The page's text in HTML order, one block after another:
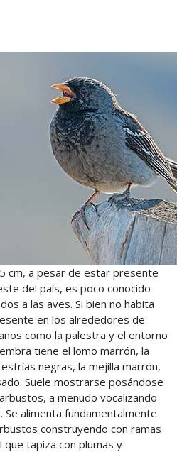
cm, a pesar de estar presente
del país, es poco conocido
a las aves. Si bien no habita
en los alrededores de
como la palestra y el entorno
tiene el lomo marrón, la
negras, la mejilla marrón,
Suele mostrarse posándose
a menudo vocalizando
Se alimenta fundamentalmente
construyendo con ramas
tapiza con plumas y